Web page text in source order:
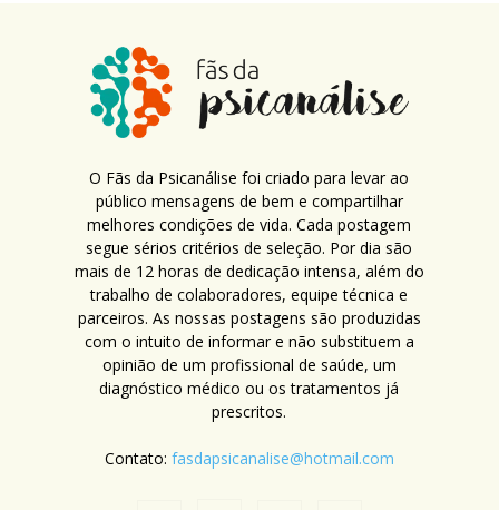
O Fãs da Psicanálise foi criado para levar ao
público mensagens de bem e compartilhar
melhores condições de vida. Cada postagem
segue sérios critérios de seleção. Por dia são
mais de 12 horas de dedicação intensa, além do
trabalho de colaboradores, equipe técnica e
parceiros. As nossas postagens são produzidas
com o intuito de informar e não substituem a
opinião de um profissional de saúde, um
diagnóstico médico ou os tratamentos já
prescritos.
Contato: fasdapsicanalise@hotmail.com